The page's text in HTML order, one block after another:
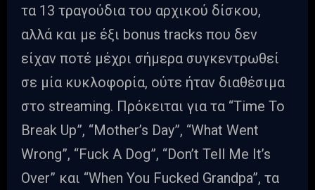
τα 13 τραγούδια του αρχικού δίσκου,
αλλά και με έξι bonus tracks που δεν
είχαν ποτέ μέχρι σήμερα συγκεντρωθεί
σε μία κυκλοφορία, ούτε ήταν διαθέσιμα
στο streaming. Πρόκειται για τα “Time To
Break Up”, “Mother’s Day”, “What Went
Wrong”, “Fuck A Dog”, “Don’t Tell Me It’s
Over” και “When You Fucked Grandpa”, τα